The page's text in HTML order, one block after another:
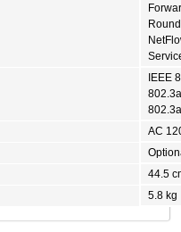
IEEE
AC
44.5
5.8 kg